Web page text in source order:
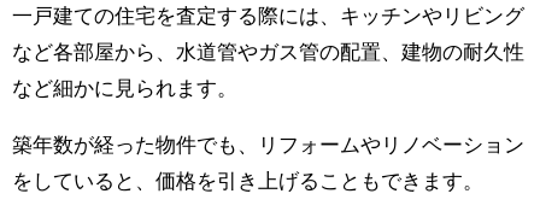
一戸建ての住宅を査定する際には、キッチンやリビング
など各部屋から、水道管やガス管の配置、建物の耐久性
など細かに見られます。
築年数が経った物件でも、リフォームやリノベーション
をしていると、価格を引き上げることもできます。